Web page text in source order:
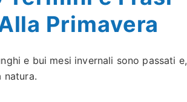
Primavera
e bui mesi invernali sono passati e,
natura.